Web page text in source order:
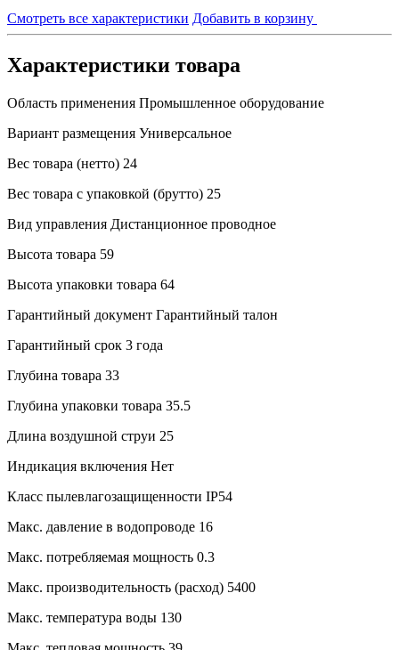
Смотреть все характеристики Добавить в корзину
Характеристики товара
Область применения Промышленное оборудование
Вариант размещения Универсальное
Вес товара (нетто) 24
Вес товара с упаковкой (брутто) 25
Вид управления Дистанционное проводное
Высота товара 59
Высота упаковки товара 64
Гарантийный документ Гарантийный талон
Гарантийный срок 3 года
Глубина товара 33
Глубина упаковки товара 35.5
Длина воздушной струи 25
Индикация включения Нет
Класс пылевлагозащищенности IP54
Макс. давление в водопроводе 16
Макс. потребляемая мощность 0.3
Макс. производительность (расход) 5400
Макс. температура воды 130